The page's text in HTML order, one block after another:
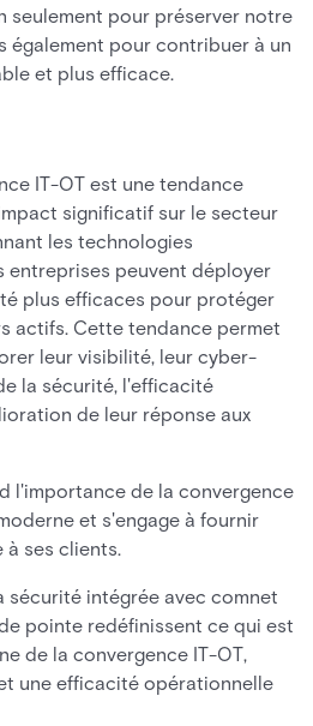
seulement pour préserver notre
également pour contribuer à un
et plus efficace.
IT-OT est une tendance
significatif sur le secteur
les technologies
entreprises peuvent déployer
plus efficaces pour protéger
actifs. Cette tendance permet
leur visibilité, leur cyber-
la sécurité, l'efficacité
de leur réponse aux
l'importance de la convergence
et s'engage à fournir
ses clients.
sécurité intégrée avec comnet
pointe redéfinissent ce qui est
de la convergence IT-OT,
une efficacité opérationnelle